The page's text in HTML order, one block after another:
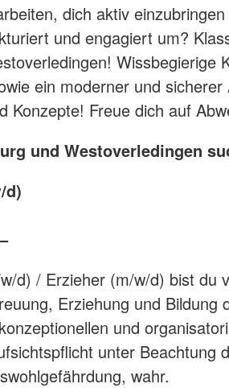
dich aktiv
und engagiert um?
Wissbegierige
ein moderner und
Konzepte! Freue dich auf
und Westoverledingen
d)
d) / Erzieher (m/w/d) bist du
Erziehung und
und
unter Beachtung
wahr.